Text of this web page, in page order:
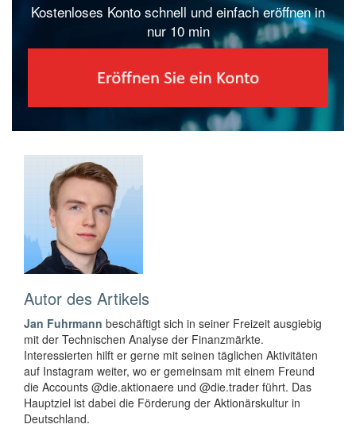
Kostenloses Konto schnell und einfach eröffnen in
nur 10 min
Autor des Artikels
Jan Fuhrmann beschäftigt sich in seiner Freizeit ausgiebig
mit der Technischen Analyse der Finanzmärkte.
Interessierten hilft er gerne mit seinen täglichen Aktivitäten
auf Instagram weiter, wo er gemeinsam mit einem Freund
die Accounts @die.aktionaere und @die.trader führt. Das
Hauptziel ist dabei die Förderung der Aktionärskultur in
Deutschland.